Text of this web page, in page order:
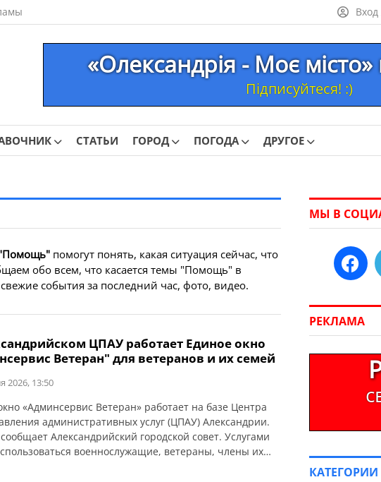
«Олександрія - Моє
Підписуйтеся! :)
СТАТЬИ ГОРОД ПОГОДА ДРУГОЕ
помогут понять, какая ситуация сейчас, что
обо всем, что касается темы "Помощь" в
события за последний час, фото, видео.
ЦПАУ работает Единое окно
Ветеран" для ветеранов и их семей
2026, 13:50
«Админсервис Ветеран» работает на базе Центра
административных услуг (ЦПАУ) Александрии.
Александрийский городской совет. Услугами
военнослужащие, ветераны, члены их
МЫ В
РЕКЛАМА
КАТЕГОРИИ